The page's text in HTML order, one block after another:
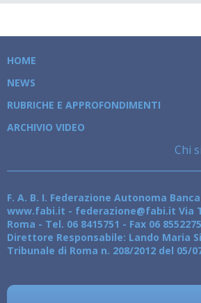
HOME
NEWS
RUBRICHE E APPROFONDIMENTI
ARCHIVIO VIDEO
Chi
F. A. B. I. Federazione Autonoma
www.fabi.it - federazione@fabi.it Via
Roma - Tel. 06 8415751 - Fax 06
Direttore Responsabile: Lando Maria
Tribunale di Roma n. 208/2012 del 05/